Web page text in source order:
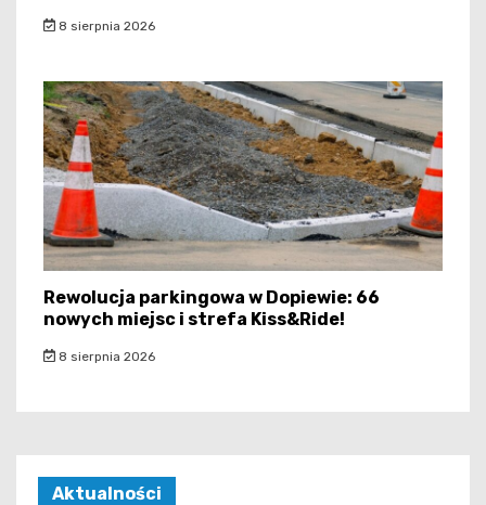
8 sierpnia 2026
Rewolucja parkingowa w Dopiewie: 66
nowych miejsc i strefa Kiss&Ride!
8 sierpnia 2026
Aktualności